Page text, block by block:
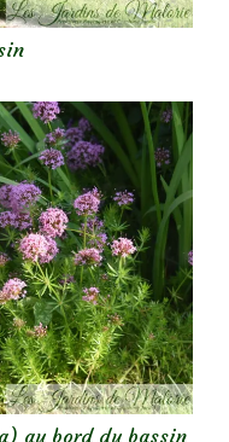
au bord du bassin